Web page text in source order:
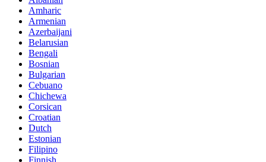
Amharic
Armenian
Azerbaijani
Belarusian
Bengali
Bosnian
Bulgarian
Cebuano
Chichewa
Corsican
Croatian
Dutch
Estonian
Filipino